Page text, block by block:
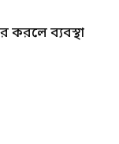
করলে ব্যবস্থা